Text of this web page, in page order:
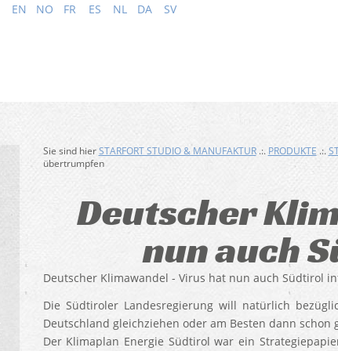
EN NO FR ES NL DA SV
Sie sind hierSTARFORT STUDIO & MANUFAKTUR.:. PRODUKTE .:.
übertrumpfen
Deutscher
nun auch
Deutscher Klimawandel - Virus hat nun auch Südtirol
Die Südtiroler Landesregierung will natürlich
Deutschland gleichziehen oder am Besten dann
Der Klimaplan Energie Südtirol war ein